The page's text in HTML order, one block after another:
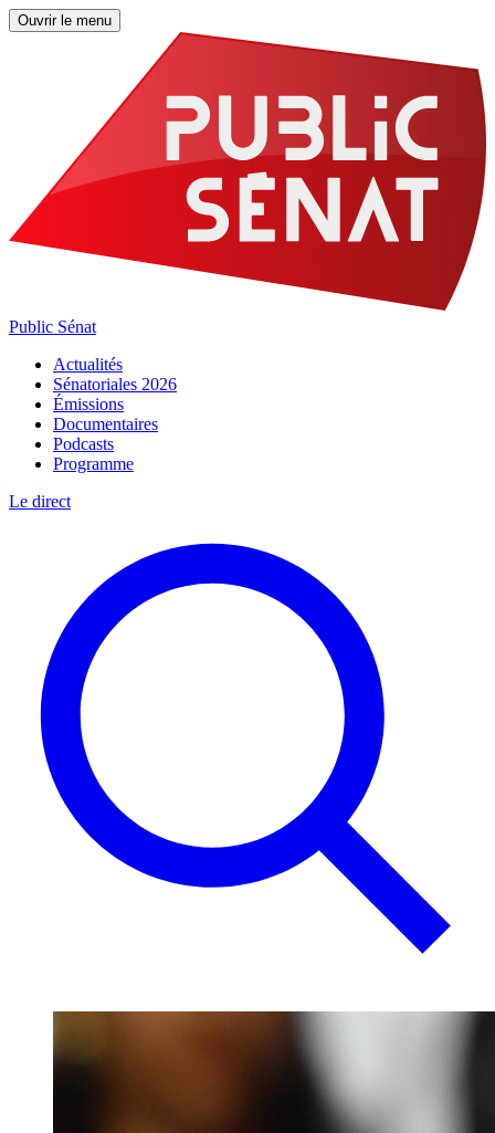
Ouvrir le menu
Public Sénat
Actualités
Sénatoriales 2026
Émissions
Documentaires
Podcasts
Programme
Le direct